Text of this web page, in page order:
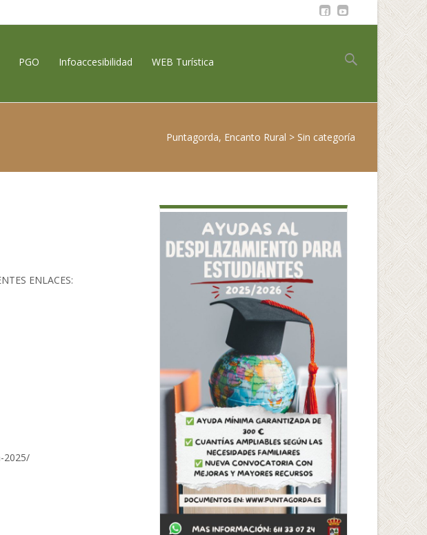
PGO Infoaccesibilidad WEB Turística
Buscar:
Puntagorda, Encanto Rural > Sin categoría
ENLACES:
2025/